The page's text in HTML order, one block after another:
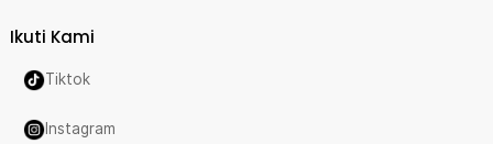
Ikuti Kami
Tiktok
Instagram